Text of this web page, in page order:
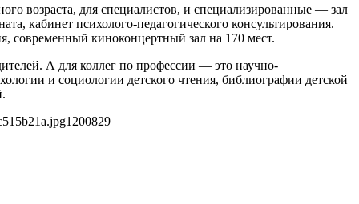
возраста, для специалистов, и специализированные — зал
кабинет психолого-педагогического консультирования.
современный киноконцертный зал на 170 мест.
А для коллег по профессии — это научно-
и социологии детского чтения, библиографии детской
1200829